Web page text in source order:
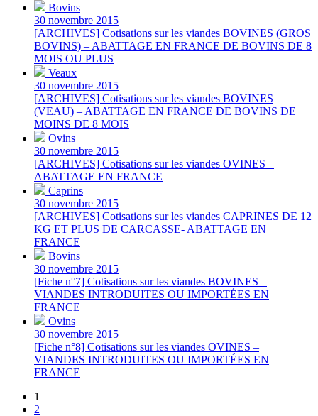
Bovins
30 novembre 2015
[ARCHIVES] Cotisations sur les viandes BOVINES (GROS
BOVINS) – ABATTAGE EN FRANCE DE BOVINS DE 8
MOIS OU PLUS
Veaux
30 novembre 2015
[ARCHIVES] Cotisations sur les viandes BOVINES
(VEAU) – ABATTAGE EN FRANCE DE BOVINS DE
MOINS DE 8 MOIS
Ovins
30 novembre 2015
[ARCHIVES] Cotisations sur les viandes OVINES –
ABATTAGE EN FRANCE
Caprins
30 novembre 2015
[ARCHIVES] Cotisations sur les viandes CAPRINES DE 12
KG ET PLUS DE CARCASSE- ABATTAGE EN
FRANCE
Bovins
30 novembre 2015
[Fiche n°7] Cotisations sur les viandes BOVINES –
VIANDES INTRODUITES OU IMPORTÉES EN
FRANCE
Ovins
30 novembre 2015
[Fiche n°8] Cotisations sur les viandes OVINES –
VIANDES INTRODUITES OU IMPORTÉES EN
FRANCE
1
2